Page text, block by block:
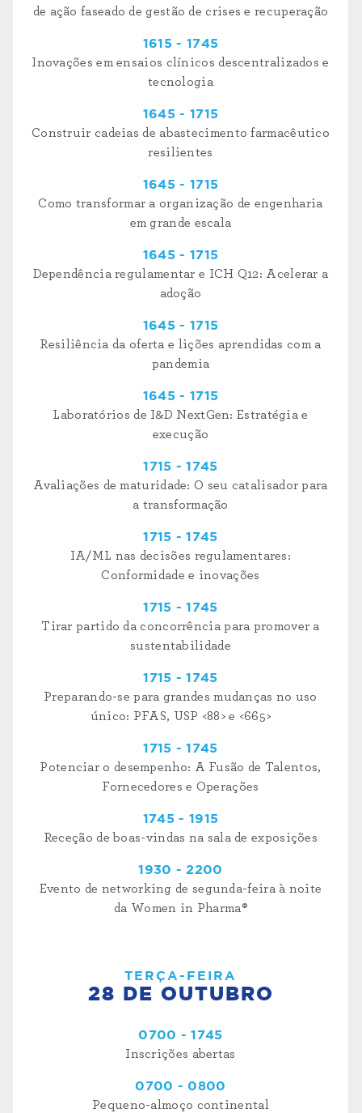
de ação faseado de gestão de crises e recuperação
1615 - 1745
Inovações em ensaios clínicos descentralizados e
tecnologia
1645 - 1715
Construir cadeias de abastecimento farmacêutico
resilientes
1645 - 1715
Como transformar a organização de engenharia
em grande escala
1645 - 1715
Dependência regulamentar e ICH Q12: Acelerar a
adoção
1645 - 1715
Resiliência da oferta e lições aprendidas com a
pandemia
1645 - 1715
Laboratórios de I&D NextGen: Estratégia e
execução
1715 - 1745
Avaliações de maturidade: O seu catalisador para
a transformação
1715 - 1745
IA/ML nas decisões regulamentares:
Conformidade e inovações
1715 - 1745
Tirar partido da concorrência para promover a
sustentabilidade
1715 - 1745
Preparando-se para grandes mudanças no uso
único: PFAS, USP <88> e <665>
1715 - 1745
Potenciar o desempenho: A Fusão de Talentos,
Fornecedores e Operações
1745 - 1915
Receção de boas-vindas na sala de exposições
1930 - 2200
Evento de networking de segunda-feira à noite
da Women in Pharma®
TERÇA-FEIRA
28 DE OUTUBRO
0700 - 1745
Inscrições abertas
0700 - 0800
Pequeno-almoço continental